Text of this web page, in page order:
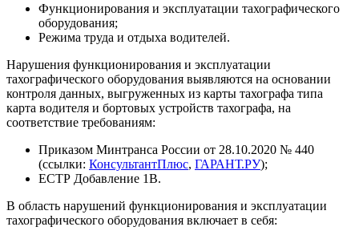
Функционирования и эксплуатации тахографического
оборудования;
Режима труда и отдыха водителей.
Нарушения функционирования и эксплуатации
тахографического оборудования выявляются на основании
контроля данных, выгруженных из карты тахографа типа
карта водителя и бортовых устройств тахографа, на
соответствие требованиям:
Приказом Минтранса России от 28.10.2020 № 440
(ссылки: КонсультантПлюс, ГАРАНТ.РУ);
ЕСТР Добавление 1B.
В область нарушений функционирования и эксплуатации
тахографического оборудования включает в себя: